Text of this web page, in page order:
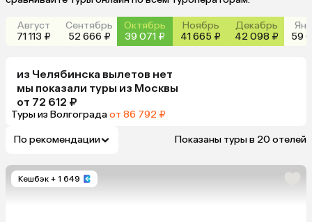
Август
71 113 ₽
Сентябрь
52 666 ₽
Октябрь
39 071 ₽
Ноябрь
41 665 ₽
Декабрь
42 098 ₽
59
из Челябинска вылетов нет
мы показали туры из Москвы
от 72 612 ₽
Туры из Волгоградаот 86 792 ₽
По рекомендации Показаны туры в 20 отелей
Кешбэк + 1 649